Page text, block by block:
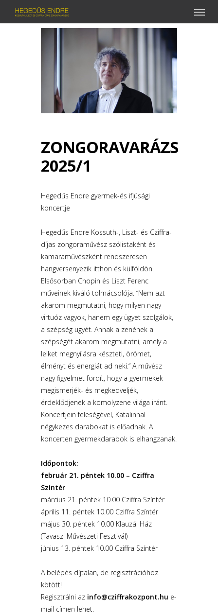
to
Menu
ZONGORAVARÁZS
2025/1
Hegedűs Endre gyermek-és ifjúsági
koncertje
Hegedűs Endre Kossuth-, Liszt- és Cziffra-
díjas zongoraművész szólistaként és
kamaraművészként rendszeresen
hangversenyezik itthon és külföldön.
Elsősorban Chopin és Liszt Ferenc
műveinek kiváló tolmácsolója. “Nem azt
akarom megmutatni, hogy milyen nagy
virtuóz vagyok, hanem egy ügyet szolgálok,
a szépség ügyét. Annak a zenének a
szépségét akarom megmutatni, amely a
lelket megnyílásra készteti, örömet,
élményt és energiát ad neki.” A művész
nagy figyelmet fordít, hogy a gyermekek
megismerjék- és megkedveljék,
érdeklődjenek a komolyzene világa iránt.
Koncertjein feleségével, Katalinnal
négykezes darabokat is előadnak. A
koncerten gyermekdarabok is elhangzanak.
Időpontok:
február 21. péntek 10.00 – Cziffra
Színtér
március 21. péntek 10.00 Cziffra Színtér
április 11. péntek 10.00 Cziffra Színtér
május 30. péntek 10.00 Klauzál Ház
(Tavaszi Művészeti Fesztivál)
június 13. péntek 10.00 Cziffra Színtér
A belépés díjtalan, de regisztrációhoz
kötött!
Regisztrálni az info@cziffrakozpont.hu e-
mail címen lehet.